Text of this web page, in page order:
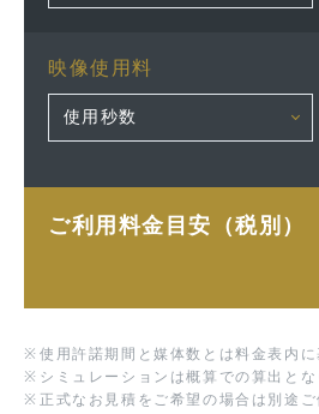
映像使用料
ご利用料金目安（税別）
※ 使用許諾期間と媒体数とは料金表内に
※ シミュレーションは概算での算出とな
※ 正式なお見積をご希望の場合は別途ご